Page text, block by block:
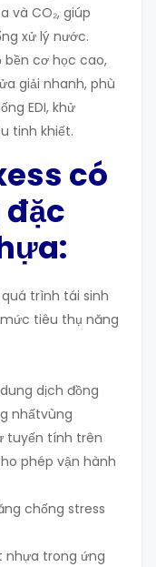
và CO₂, giúp
xử lý nước.
bền cơ học cao,
giải nhanh, phù
EDI, khử
tinh khiết.
có
trình tái sinh
tiêu thụ năng
dịch đồng
nhấtvùng
tuyến tính trên
phép vận hành
chống stress
nhựa trong ứng